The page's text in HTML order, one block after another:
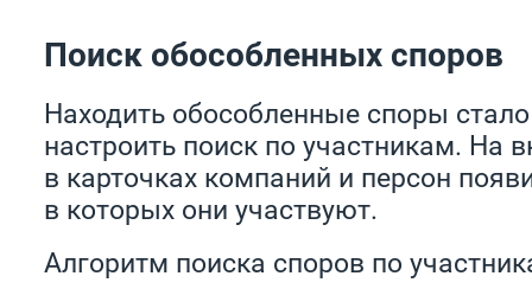
Поиск обособленных споров
Находить обособленные споры
настроить поиск по участникам. На
в карточках компаний и персон
в которых они участвуют.
Алгоритм поиска споров по